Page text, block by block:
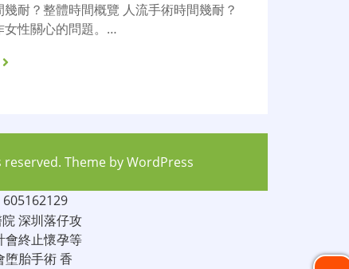
幾耐？整體時間概覽 人流手術時間幾耐？
女性關心的問題。…
reserved. Theme byWordPress
深圳落仔攻
會終止懷孕等
堕胎手術香